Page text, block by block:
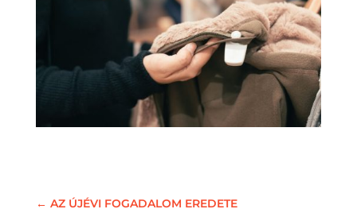
← AZ ÚJÉVI FOGADALOM EREDETE